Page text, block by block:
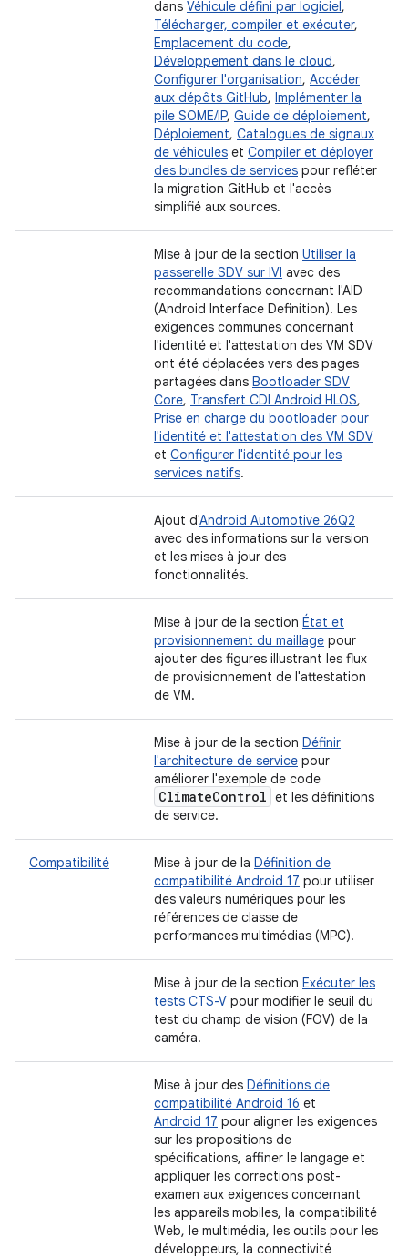
dans Véhicule défini par logiciel,
Télécharger, compiler et exécuter,
Emplacement du code,
Développement dans le cloud,
Configurer l'organisation, Accéder
aux dépôts GitHub, Implémenter la
pile SOME/IP, Guide de déploiement,
Déploiement, Catalogues de signaux
de véhicules et Compiler et déployer
des bundles de services pour refléter
la migration GitHub et l'accès
simplifié aux sources.
Mise à jour de la section Utiliser la
passerelle SDV sur IVI avec des
recommandations concernant l'AID
(Android Interface Definition). Les
exigences communes concernant
l'identité et l'attestation des VM SDV
ont été déplacées vers des pages
partagées dans Bootloader SDV
Core, Transfert CDI Android HLOS,
Prise en charge du bootloader pour
l'identité et l'attestation des VM SDV
et Configurer l'identité pour les
services natifs.
Ajout d'Android Automotive 26Q2
avec des informations sur la version
et les mises à jour des
fonctionnalités.
Mise à jour de la section État et
provisionnement du maillage pour
ajouter des figures illustrant les flux
de provisionnement de l'attestation
de VM.
Mise à jour de la section Définir
l'architecture de service pour
améliorer l'exemple de code
ClimateControl et les définitions
de service.
Compatibilité Mise à jour de la Définition de
compatibilité Android 17 pour utiliser
des valeurs numériques pour les
références de classe de
performances multimédias (MPC).
Mise à jour de la section Exécuter les
tests CTS-V pour modifier le seuil du
test du champ de vision (FOV) de la
caméra.
Mise à jour des Définitions de
compatibilité Android 16 et
Android 17 pour aligner les exigences
sur les propositions de
spécifications, affiner le langage et
appliquer les corrections post-
examen aux exigences concernant
les appareils mobiles, la compatibilité
Web, le multimédia, les outils pour les
développeurs, la connectivité